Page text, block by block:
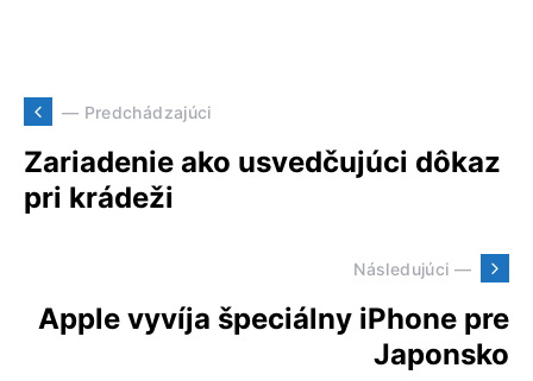
— Predchádzajúci
Zariadenie ako usvedčujúci dôkaz
pri krádeži
Následujúci —
Apple vyvíja špeciálny iPhone pre
Japonsko